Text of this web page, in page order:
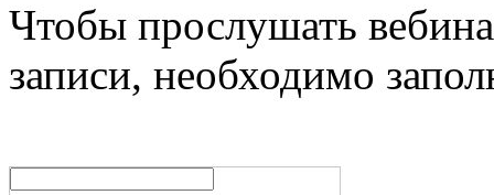
Чтобы прослушать
записи, необходимо